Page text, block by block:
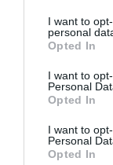
I want to
personal
Opted In
I want to
Personal
Opted In
I want to
Personal
Opted In